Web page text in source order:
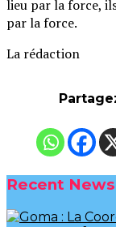
lieu par la force,
par la force.
La rédaction
Recent News